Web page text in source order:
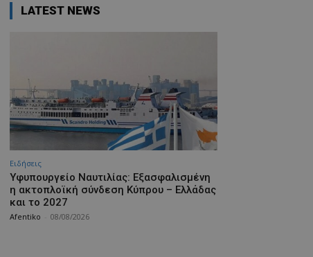
LATEST NEWS
Ειδήσεις
Υφυπουργείο Ναυτιλίας: Εξασφαλισμένη
η ακτοπλοϊκή σύνδεση Κύπρου – Ελλάδας
και το 2027
Afentiko 08/08/2026